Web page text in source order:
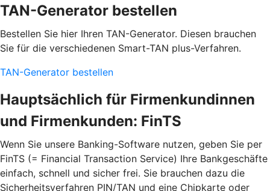
TAN-Generator bestellen
Bestellen Sie hier Ihren TAN-Generator. Diesen brauchen
Sie für die verschiedenen Smart-TAN plus-Verfahren.
TAN-Generator bestellen
Hauptsächlich für Firmenkundinnen
und Firmenkunden: FinTS
Wenn Sie unsere Banking-Software nutzen, geben Sie per
FinTS (= Financial Transaction Service) Ihre Bankgeschäfte
einfach, schnell und sicher frei. Sie brauchen dazu die
Sicherheitsverfahren PIN/TAN und eine Chipkarte oder